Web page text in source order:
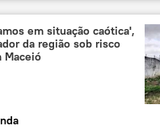
afundamento
buraco
Nordeste Brasil
em situação caótica',
da região sob risco
Maceió